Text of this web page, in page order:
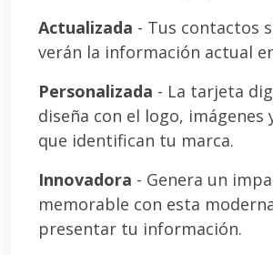
Actualizada - Tus contactos
verán la información actual
Personalizada - La tarjeta
diseña con el logo, imágenes
que identifican tu marca.
Innovadora - Genera un
memorable con esta
presentar tu información.